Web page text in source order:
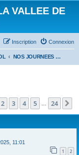
VALLEE DE
Connexion
Inscription
NOS JOURNEES DE VOL
1sur24
2 3 4 5 24
11:01
1 2